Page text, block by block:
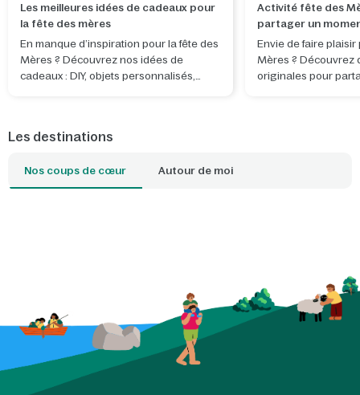
Les meilleures idées de cadeaux pour
la fête des mères
En manque d’inspiration pour la fête des
Mères ? Découvrez nos idées de
cadeaux : DIY, objets personnalisés,
Activité fête des
partager un
Envie de faire plaisir
Mères ? Découvrez
originales pour
Les destinations
Nos coups de cœur Autour de moi